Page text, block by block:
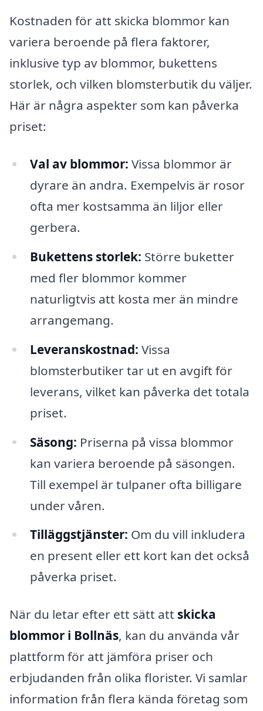
Kostnaden för att skicka blommor kan
variera beroende på flera faktorer,
inklusive typ av blommor, bukettens
storlek, och vilken blomsterbutik du väljer.
Här är några aspekter som kan påverka
priset:
Val av blommor: Vissa blommor är
dyrare än andra. Exempelvis är rosor
ofta mer kostsamma än liljor eller
gerbera.
Bukettens storlek: Större buketter
med fler blommor kommer
naturligtvis att kosta mer än mindre
arrangemang.
Leveranskostnad: Vissa
blomsterbutiker tar ut en avgift för
leverans, vilket kan påverka det totala
priset.
Säsong: Priserna på vissa blommor
kan variera beroende på säsongen.
Till exempel är tulpaner ofta billigare
under våren.
Tilläggstjänster: Om du vill inkludera
en present eller ett kort kan det också
påverka priset.
När du letar efter ett sätt att skicka
blommor i Bollnäs, kan du använda vår
plattform för att jämföra priser och
erbjudanden från olika florister. Vi samlar
information från flera kända företag som